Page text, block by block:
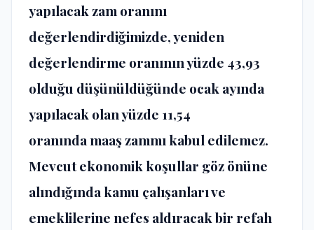
yapılacak zam oranını
değerlendirdiğimizde, yeniden
değerlendirme oranının yüzde 43,93
olduğu düşünüldüğünde ocak ayında
yapılacak olan yüzde 11,54
oranında maaş zammı kabul edilemez.
Mevcut ekonomik koşullar göz önüne
alındığında kamu çalışanları ve
emeklilerine nefes aldıracak bir refah